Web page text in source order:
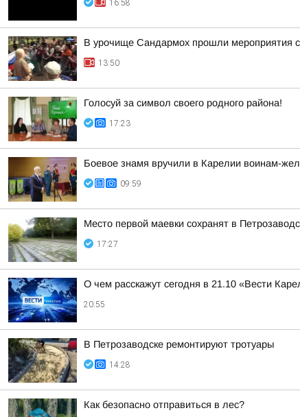
16:58
В урочище Сандармох прошли мероприятия
13:50
Голосуй за символ своего родного района!
17:23
Боевое знамя вручили в Карелии воинам-
09:59
Место первой маевки сохранят в
17:27
О чем расскажут сегодня в 21.10 «Вести
20:55
В Петрозаводске ремонтируют тротуары
14:28
Как безопасно отправиться в лес?